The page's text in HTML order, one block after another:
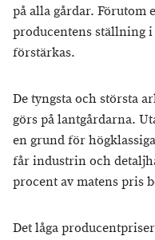
på alla gårdar. Förutom
producentens ställning
förstärkas.
De tyngsta och största
görs på lantgårdarna.
en grund för
får industrin och
procent av matens pris
Det låga